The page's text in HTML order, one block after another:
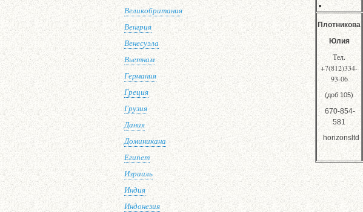
Великобритания
Венгрия
Венесуэла
Вьетнам
Германия
Греция
Грузия
Дания
Доминикана
Египет
Израиль
Индия
Индонезия
Плотникова
Юлия
Тел.
+7(812)334-
93-06
(доб 105)
670-854-
581
horizonsltd